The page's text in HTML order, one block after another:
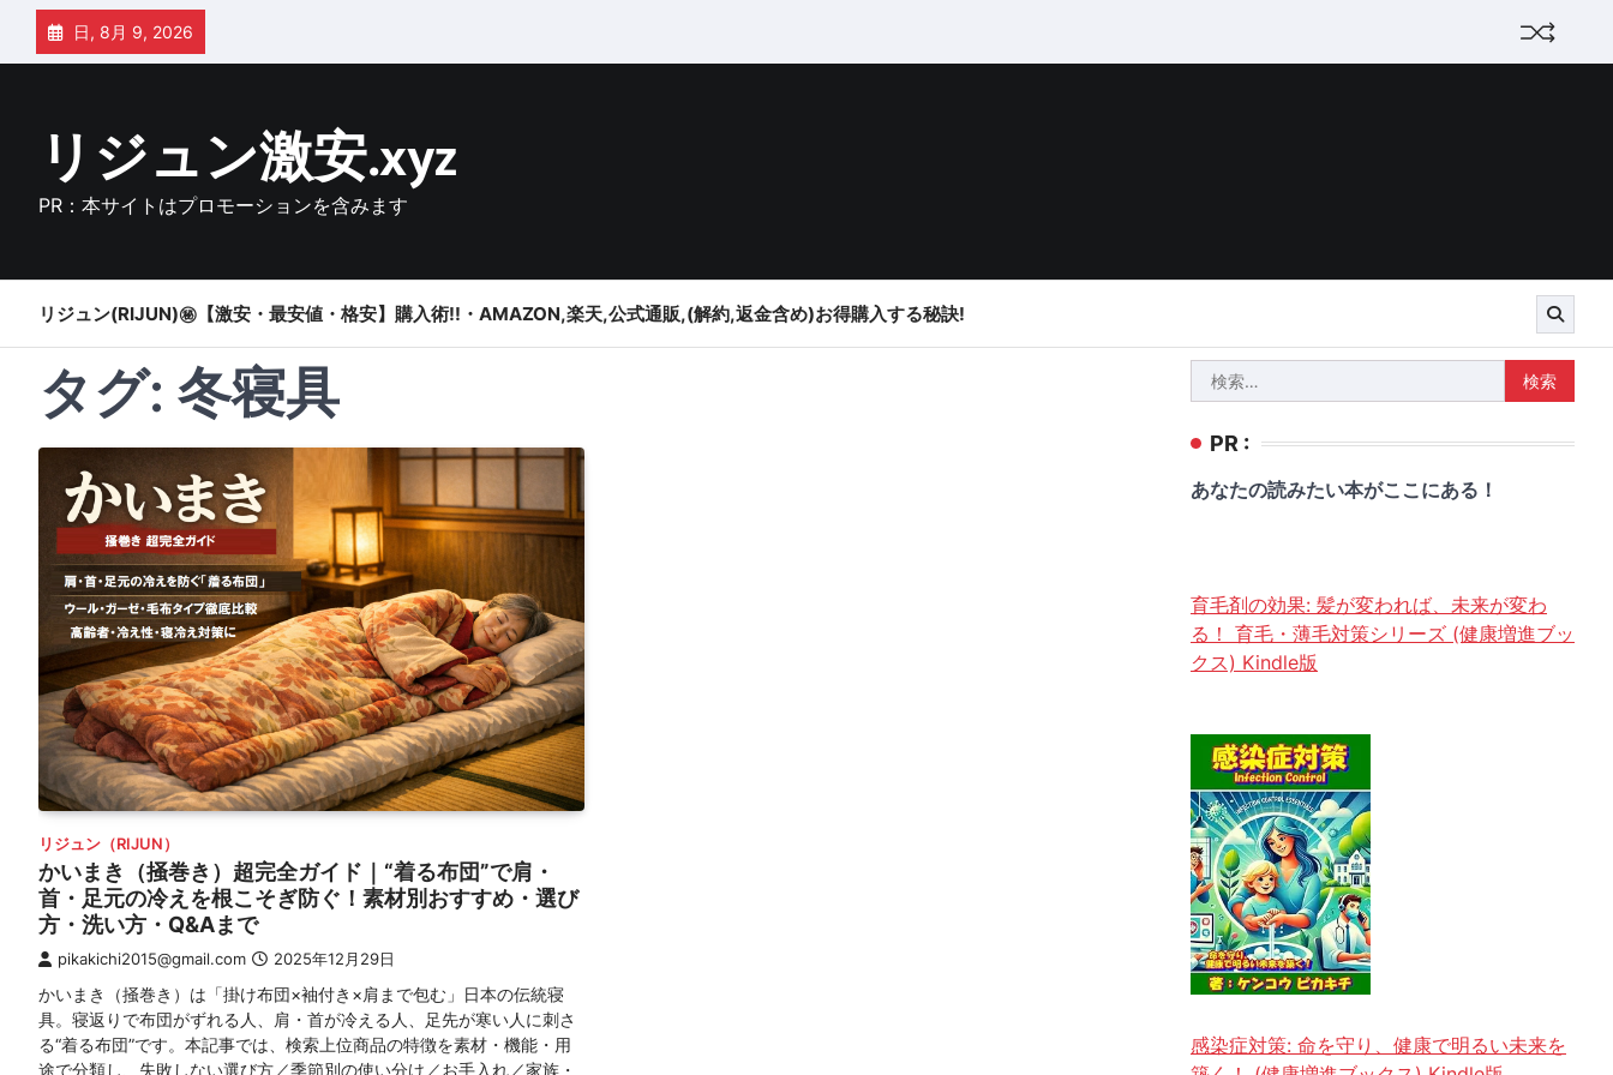
Skip
content
日, 8月 9, 2026
リジュン激安.xyz
PR：本サイトはプロモーションを含みます
リジュン(RIJUN)㊙【激安・最安値・格安】購入術!!・AMAZON,楽天,公式通販,(解約,返金含め)お得購入する秘訣!
タグ: 冬寝具
リジュン（RIJUN）
かいまき（掻巻き）超完全ガイド｜“着る布団”で肩・
首・足元の冷えを根こそぎ防ぐ！素材別おすすめ・選び
方・洗い方・Q&Aまで
pikakichi2015@gmail.com 2025年12月29日
かいまき（掻巻き）は「掛け布団×袖付き×肩まで包む」日本の伝統寝
具。寝返りで布団がずれる人、肩・首が冷える人、足先が寒い人に刺さ
る“着る布団”です。本記事では、検索上位商品の特徴を素材・機能・用
途で分類し、失敗しない選び方／季節別の使い分け／お手入れ／家族・
索:
PR :
あなたの読みたい本がここにある！
育毛剤の効果: 髪が変われば、未来が変わ
る！ 育毛・薄毛対策シリーズ (健康増進ブッ
クス) Kindle版
感染症対策: 命を守り、健康で明るい未来を